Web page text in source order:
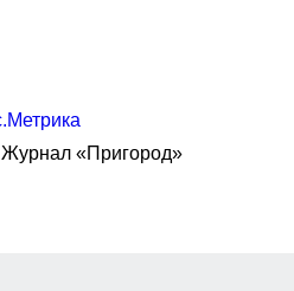
Журнал «Пригород»